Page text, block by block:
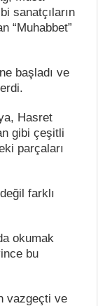
sanatçıların
“Muhabbet”
başladı ve
Hasret
gibi çeşitli
parçaları
farklı
okumak
bu
vazgeçti ve